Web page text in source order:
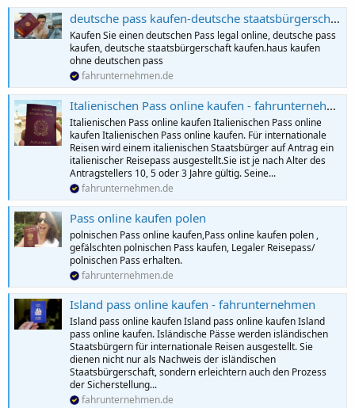
deutsche pass kaufen-deutsche staatsbürgerschaft kaufen
Kaufen Sie einen deutschen Pass legal online, deutsche pass
kaufen, deutsche staatsbürgerschaft kaufen.haus kaufen
ohne deutschen pass
fahrunternehmen.de
Italienischen Pass online kaufen - fahrunternehmen
Italienischen Pass online kaufen Italienischen Pass online
kaufen Italienischen Pass online kaufen. Für internationale
Reisen wird einem italienischen Staatsbürger auf Antrag ein
italienischer Reisepass ausgestellt.Sie ist je nach Alter des
Antragstellers 10, 5 oder 3 Jahre gültig. Seine...
fahrunternehmen.de
Pass online kaufen polen
polnischen Pass online kaufen,Pass online kaufen polen ,
gefälschten polnischen Pass kaufen, Legaler Reisepass/
polnischen Pass erhalten.
fahrunternehmen.de
Island pass online kaufen - fahrunternehmen
Island pass online kaufen Island pass online kaufen Island
pass online kaufen. Isländische Pässe werden isländischen
Staatsbürgern für internationale Reisen ausgestellt. Sie
dienen nicht nur als Nachweis der isländischen
Staatsbürgerschaft, sondern erleichtern auch den Prozess
der Sicherstellung...
fahrunternehmen.de